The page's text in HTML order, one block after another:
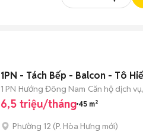
1PN - Tách Bếp - Balcon - Tô
1 PN Hướng Đông Nam Căn hộ dịch
6,5 triệu/tháng 45 m²
Phường 12 (P. Hòa Hưng mới)